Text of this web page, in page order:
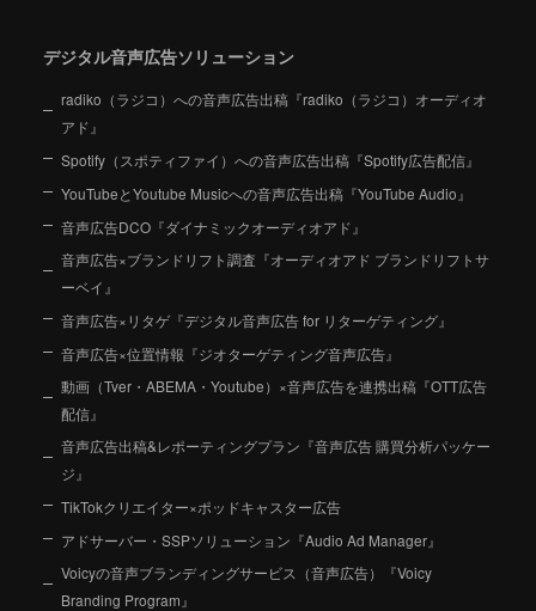
デジタル音声広告ソリューション
radiko（ラジコ）への音声広告出稿『radiko（ラジコ）オーディオ
アド』
Spotify（スポティファイ）への音声広告出稿『Spotify広告配信』
YouTubeとYoutube Musicへの音声広告出稿『YouTube Audio』
音声広告DCO『ダイナミックオーディオアド』
音声広告×ブランドリフト調査『オーディオアド ブランドリフトサ
ーベイ』
音声広告×リタゲ『デジタル音声広告 for リターゲティング』
音声広告×位置情報『ジオターゲティング音声広告』
動画（Tver・ABEMA・Youtube）×音声広告を連携出稿『OTT広告
配信』
音声広告出稿&レポーティングプラン『音声広告 購買分析パッケー
ジ』
TikTokクリエイター×ポッドキャスター広告
アドサーバー・SSPソリューション『Audio Ad Manager』
Voicyの音声ブランディングサービス（音声広告）『Voicy
Branding Program』